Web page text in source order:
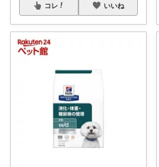
コレ いいね